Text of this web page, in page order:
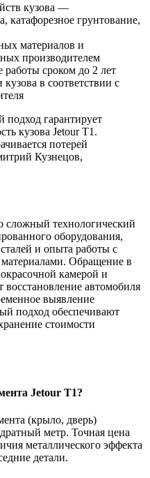
кузова —
катафорезное грунтование,
материалов и
производителем
сроком до 2 лет
в соответствии с
подход гарантирует
кузова Jetour T1.
потерей
Кузнецов,
сложный технологический
оборудования,
и опыта работы с
Обращение в
камерой и
восстановление автомобиля
выявление
подход обеспечивают
стоимости
Jetour T1?
(крыло, дверь)
метр. Точная цена
металлического эффекта
детали.